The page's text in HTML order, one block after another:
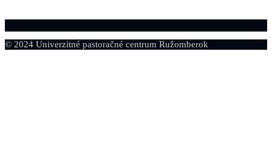
© 2024 Univerzitné pastoračné centrum Ružomberok